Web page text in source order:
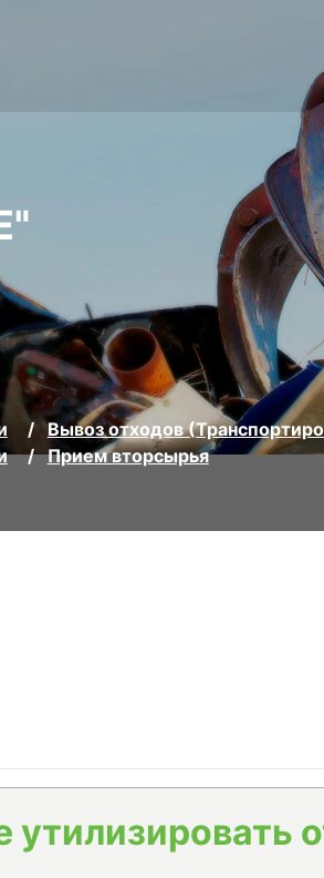
Вывоз отходов
Прием вторсырья
утилизировать